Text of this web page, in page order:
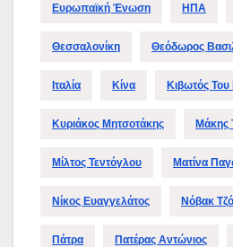
Ευρωπαϊκή Ένωση ΗΠΑ
Θεσσαλονίκη Θεόδωρος
Ιταλία Κίνα Κιβωτός
Κυριάκος Μητσοτάκης Μάκης
Μίλτος Τεντόγλου Ματίνα
Νίκος Ευαγγελάτος Νόβακ
Πάτρα Πατέρας Αντώνιος